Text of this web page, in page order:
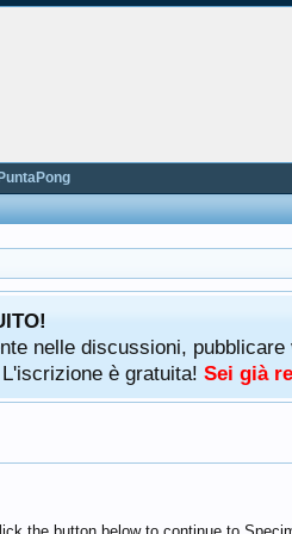
nelle discussioni,
è gratuita! Sei già
PuntaPong